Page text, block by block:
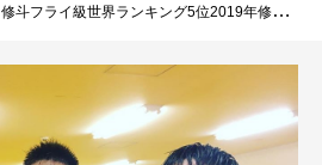
修斗フライ級世界ランキング5位2019年修斗MIP平良達郎（Theパラエストラ沖縄）武者修行！！ 海に囲まれた沖縄では中々出来ない出稽古ですが今回は海を越えて。 内藤頌貴（現修斗世界フライ級4 #ダイエット